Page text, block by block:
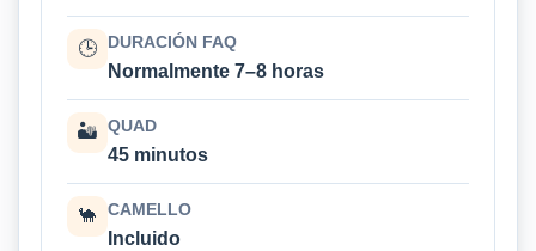
🕒 DURACIÓN FAQ
Normalmente 7–8 horas
🏜 QUAD
45 minutos
🐪 CAMELLO
Incluido